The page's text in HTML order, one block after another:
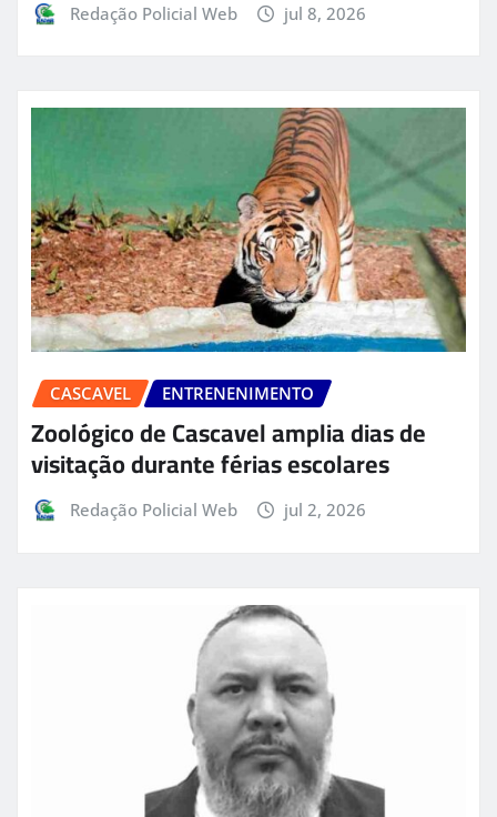
Redação Policial Web jul 8, 2026
CASCAVEL ENTRENENIMENTO
Zoológico de Cascavel amplia dias de
visitação durante férias escolares
Redação Policial Web jul 2, 2026